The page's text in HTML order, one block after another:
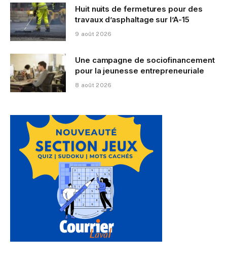
Huit nuits de fermetures pour des
travaux d’asphaltage sur l’A-15
9 août 2026
Une campagne de sociofinancement
pour la jeunesse entrepreneuriale
8 août 2026